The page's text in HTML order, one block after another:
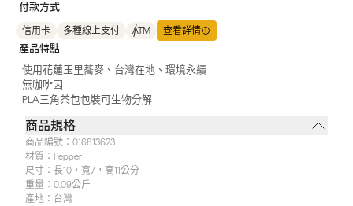
付款方式
信用卡 多種線上支付 ATM 查看詳情
產品特點
使用花蓮玉里蕎麥、台灣在地、環境永續
無咖啡因
PLA三角茶包包裝可生物分解
商品規格
商品編號： 016813623
材質： Pepper
尺寸： 長10，寬7，高11公分
重量： 0.09公斤
產地： 台灣